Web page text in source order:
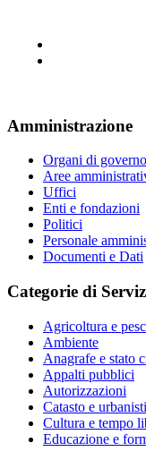
Amministrazione
Organi di governo
Aree
Uffici
Enti e fondazioni
Politici
Personale
Documenti e Dati
Categorie di
Agricoltura e
Ambiente
Anagrafe e stato
Appalti pubblici
Autorizzazioni
Catasto e
Cultura e tempo
Educazione e